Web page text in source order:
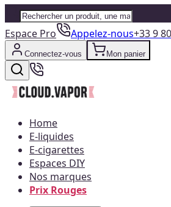
Espace Pro Appelez-nous+33 9
Connectez-vous Mon panier
Home
E-liquides
E-cigarettes
Espaces DIY
Nos marques
Prix Rouges